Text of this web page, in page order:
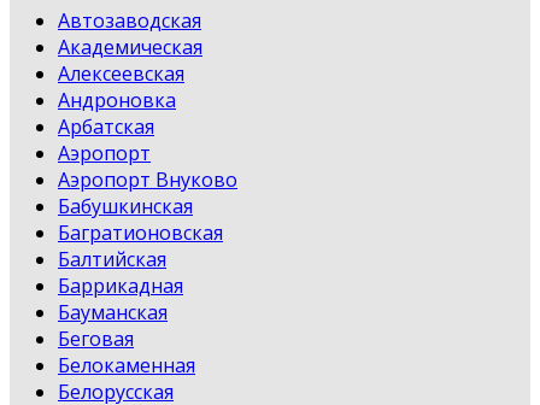
Автозаводская
Академическая
Алексеевская
Андроновка
Арбатская
Аэропорт
Аэропорт Внуково
Бабушкинская
Багратионовская
Балтийская
Баррикадная
Бауманская
Беговая
Белокаменная
Белорусская